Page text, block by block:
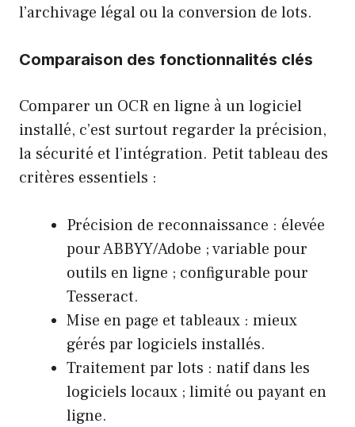
l’archivage légal ou la conversion de lots.
Comparaison des fonctionnalités clés
Comparer un OCR en ligne à un logiciel
installé, c’est surtout regarder la précision,
la sécurité et l’intégration. Petit tableau des
critères essentiels :
Précision de reconnaissance : élevée
pour ABBYY/Adobe ; variable pour
outils en ligne ; configurable pour
Tesseract.
Mise en page et tableaux : mieux
gérés par logiciels installés.
Traitement par lots : natif dans les
logiciels locaux ; limité ou payant en
ligne.